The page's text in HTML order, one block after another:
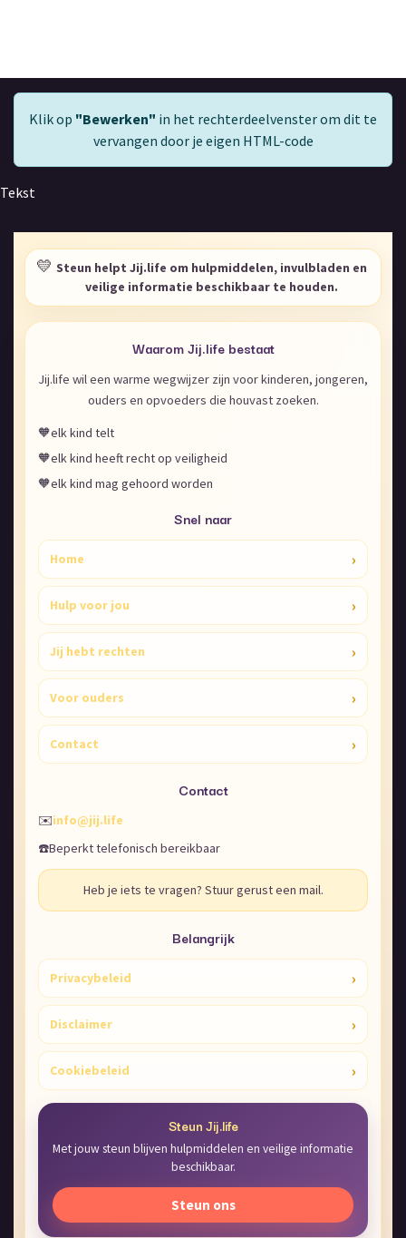
Klik op "Bewerken" in het rechterdeelvenster om dit te
vervangen door je eigen HTML-code
Tekst
💛 Steun helpt Jij.life om hulpmiddelen, invulbladen en
veilige informatie beschikbaar te houden.
Waarom Jij.life bestaat
Jij.life wil een warme wegwijzer zijn voor kinderen, jongeren,
ouders en opvoeders die houvast zoeken.
🧡elk kind telt
🧡elk kind heeft recht op veiligheid
🧡elk kind mag gehoord worden
Snel naar
Home ›
Hulp voor jou ›
Jij hebt rechten ›
Voor ouders ›
Contact ›
Contact
✉️info@jij.life
☎️Beperkt telefonisch bereikbaar
Heb je iets te vragen? Stuur gerust een mail.
Belangrijk
Privacybeleid ›
Disclaimer ›
Cookiebeleid ›
Steun Jij.life
Met jouw steun blijven hulpmiddelen en veilige informatie
beschikbaar.
Steun ons